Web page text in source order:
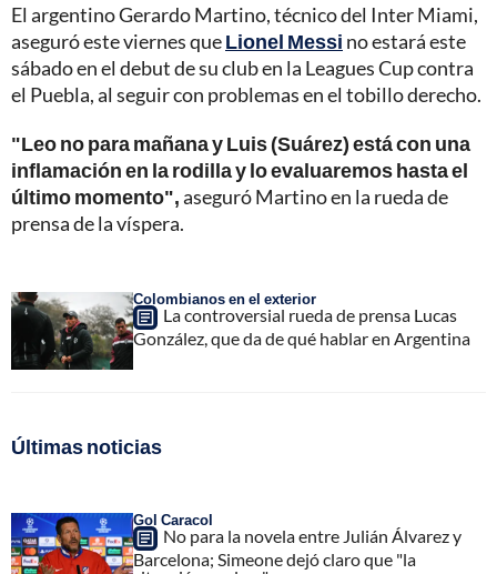
El argentino Gerardo Martino, técnico del Inter Miami,
aseguró este viernes queLionel Messi no estará este
sábado en el debut de su club en la Leagues Cup contra
el Puebla, al seguir con problemas en el tobillo derecho.
"Leo no para mañana y Luis (Suárez) está con una
inflamación en la rodilla y lo evaluaremos hasta el
último momento",aseguró Martino en la rueda de
prensa de la víspera.
Colombianos en el exterior
La controversial rueda de prensa Lucas
González, que da de qué hablar en Argentina
Últimas noticias
Gol Caracol
No para la novela entre Julián Álvarez y
Barcelona; Simeone dejó claro que "la